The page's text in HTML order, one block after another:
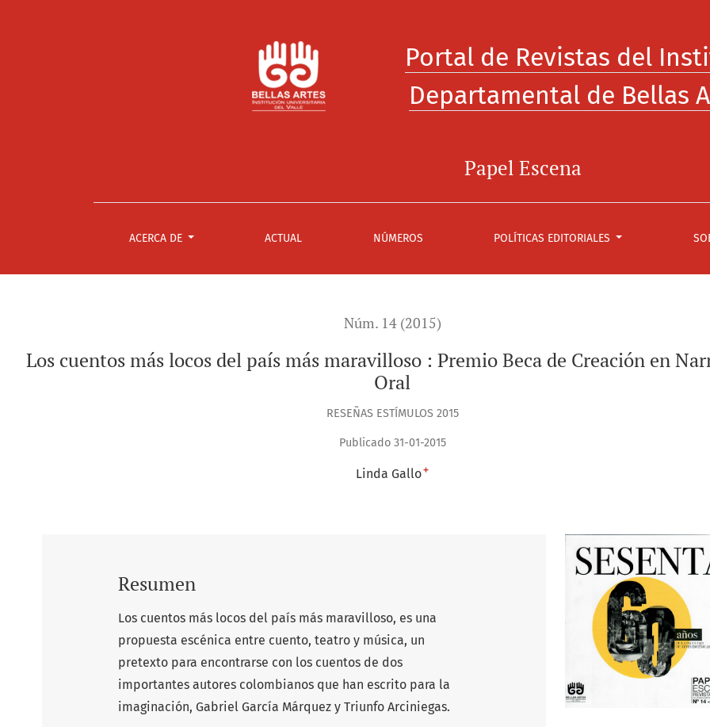
Portal de Revistas del
Departamental de Bellas
Papel Escena
ACERCA DE ACTUAL NÚMEROS POLÍTICAS EDITORIALES
Núm. 14 (2015)
Los cuentos más locos del país más maravilloso : Premio Beca de Creación en
Oral
RESEÑAS ESTÍMULOS 2015
Publicado 31-01-2015
Linda Gallo+
Resumen
Los cuentos más locos del país más maravilloso, es una
propuesta escénica entre cuento, teatro y música, un
pretexto para encontrarse con los cuentos de dos
importantes autores colombianos que han escrito para la
imaginación, Gabriel García Márquez y Triunfo Arciniegas.